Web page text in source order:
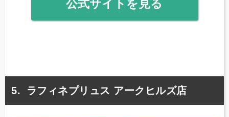
公式サイトを見る
ラフィネプリュス アークヒルズ店